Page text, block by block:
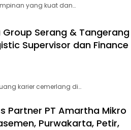
yang kuat dan…
Serang & Tangerang
Supervisor dan Finance
karier cemerlang di…
Partner PT Amartha Mikro
Purwakarta, Petir,